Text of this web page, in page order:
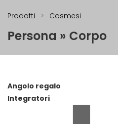
Prodotti Cosmesi
Persona » Corpo
Angolo regalo
Integratori